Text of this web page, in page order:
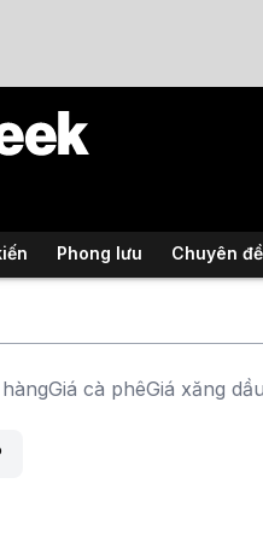
Phong lưu Chuyên đề
Giá cà phêGiá xăng dầu